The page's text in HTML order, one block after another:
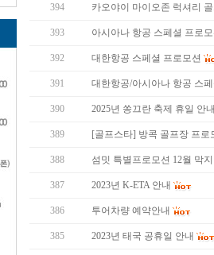
394 카오야이 마이오존 럭셔리
393 아시아나 항공 스페셜 프로
392 대한항공 스페셜 프로모션
391 대한항공/아시아나 항공 스
390 2025년 쏭끄란 축제 휴일 안
389 [골프스타] 방콕 골프장 프로
388 섬밋 특별프로모션 12월 막
387 2023년 K-ETA 안내
386 투어차량 예약안내
385 2023년 태국 공휴일 안내